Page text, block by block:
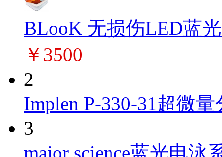
BLooK 无损伤LED蓝
￥3500
2
Implen P-330-31超微量
3
major science蓝光电泳